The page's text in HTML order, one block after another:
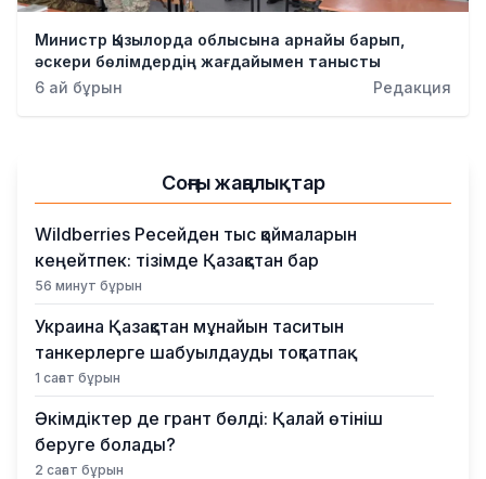
Министр Қызылорда облысына арнайы барып,
әскери бөлімдердің жағдайымен танысты
6 ай бұрын
Редакция
Соңғы жаңалықтар
Wildberries Ресейден тыс қоймаларын
кеңейтпек: тізімде Қазақстан бар
56 минут бұрын
Украина Қазақстан мұнайын таситын
танкерлерге шабуылдауды тоқтатпақ
1 сағат бұрын
Әкімдіктер де грант бөлді: Қалай өтініш
беруге болады?
2 сағат бұрын